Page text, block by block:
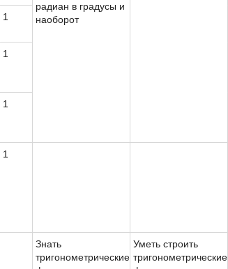
радиан в градусы и
наоборот
1
1
1
1
Знать
тригонометрические
Уметь строить
тригонометрические